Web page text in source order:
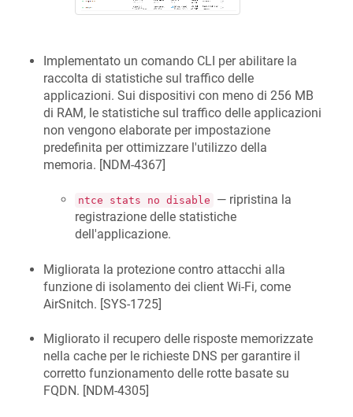
Implementato un comando CLI per abilitare la
raccolta di statistiche sul traffico delle
applicazioni. Sui dispositivi con meno di 256 MB
di RAM, le statistiche sul traffico delle applicazioni
non vengono elaborate per impostazione
predefinita per ottimizzare l'utilizzo della
memoria. [NDM-4367]
ntce stats no disable
— ripristina la
registrazione delle statistiche
dell'applicazione.
Migliorata la protezione contro attacchi alla
funzione di isolamento dei client Wi-Fi, come
AirSnitch. [SYS-1725]
Migliorato il recupero delle risposte memorizzate
nella cache per le richieste DNS per garantire il
corretto funzionamento delle rotte basate su
FQDN. [NDM-4305]